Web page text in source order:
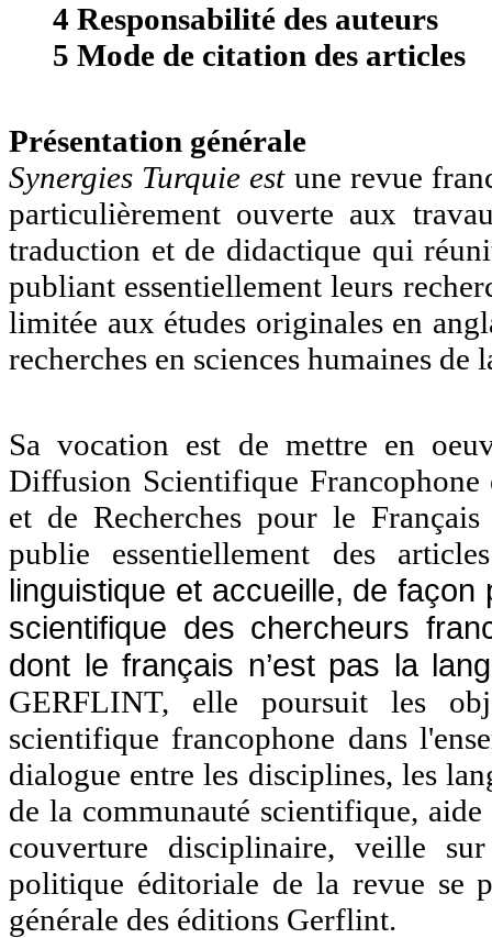
4 Responsabilité des auteurs
5 Mode de citation des articles
Présentation générale
Synergies Turquie est une revue
particulièrement ouverte aux
traduction et de didactique qui
publiant essentiellement leurs
limitée aux études originales en
recherches en sciences humaines de
Sa vocation est de mettre en
Diffusion Scientifique Francophone
et de Recherches pour le
publie essentiellement des
linguistique et accueille, de
scientifique des chercheurs
dont le français n’est pas la
GERFLINT, elle poursuit les
scientifique francophone dans
dialogue entre les disciplines, les
de la communauté scientifique,
couverture disciplinaire, veille
politique éditoriale de la revue se
générale des éditions Gerflint.